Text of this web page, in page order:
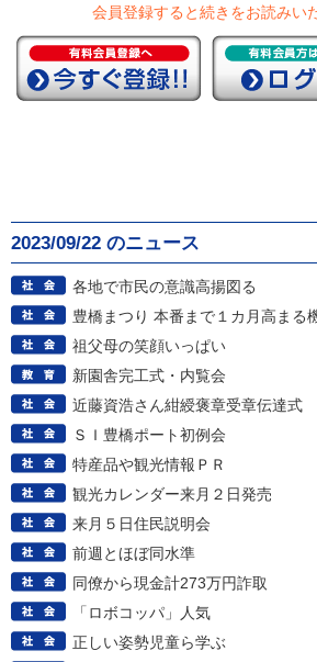
会員登録すると続きをお読みい
2023/09/22 のニュース
各地で市民の意識高揚図る
豊橋まつり 本番まで１カ月高まる
祖父母の笑顔いっぱい
新園舎完工式・内覧会
近藤資浩さん紺綬褒章受章伝達式
ＳＩ豊橋ポート初例会
特産品や観光情報ＰＲ
観光カレンダー来月２日発売
来月５日住民説明会
前週とほぼ同水準
同僚から現金計273万円詐取
「ロボコッパ」人気
正しい姿勢児童ら学ぶ